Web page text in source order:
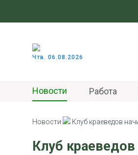
Чтв. 06.08.2026
Новости Работа
Новости Клуб краеведов
Клуб